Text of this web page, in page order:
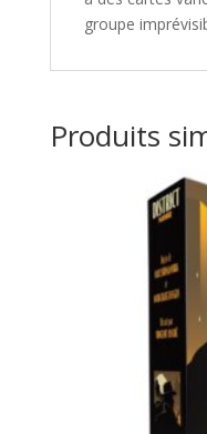
groupe
Produits